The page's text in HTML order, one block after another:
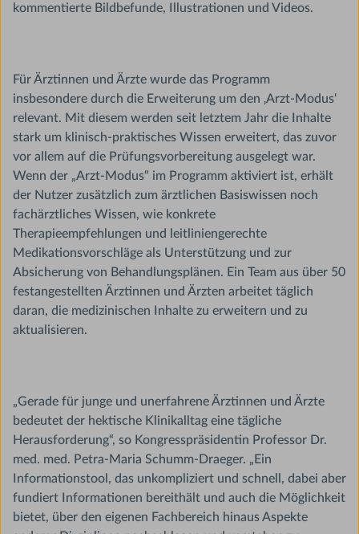
kommentierte Bildbefunde, Illustrationen und Videos.
Für Ärztinnen und Ärzte wurde das Programm
insbesondere durch die Erweiterung um den ‚Arzt-Modus‘
relevant. Mit diesem werden seit letztem Jahr die Inhalte
stark um klinisch-praktisches Wissen erweitert, das zuvor
vor allem auf die Prüfungsvorbereitung ausgelegt war.
Wenn der „Arzt-Modus“ im Programm aktiviert ist, erhält
der Nutzer zusätzlich zum ärztlichen Basiswissen noch
fachärztliches Wissen, wie konkrete
Therapieempfehlungen und leitliniengerechte
Medikationsvorschläge als Unterstützung und zur
Absicherung von Behandlungsplänen. Ein Team aus über 50
festangestellten Ärztinnen und Ärzten arbeitet täglich
daran, die medizinischen Inhalte zu erweitern und zu
aktualisieren.
„Gerade für junge und unerfahrene Ärztinnen und Ärzte
bedeutet der hektische Klinikalltag eine tägliche
Herausforderung“, so Kongresspräsidentin Professor Dr.
med. med. Petra-Maria Schumm-Draeger. „Ein
Informationstool, das unkompliziert und schnell, dabei aber
fundiert Informationen bereithält und auch die Möglichkeit
bietet, über den eigenen Fachbereich hinaus Aspekte